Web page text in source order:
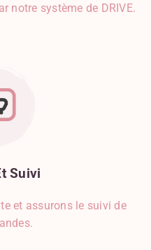
notre système de DRIVE.
Suivi
et assurons le suivi de